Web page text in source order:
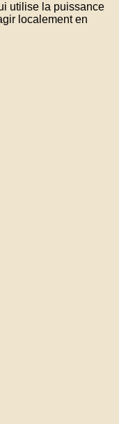
utilise la puissance
localement en